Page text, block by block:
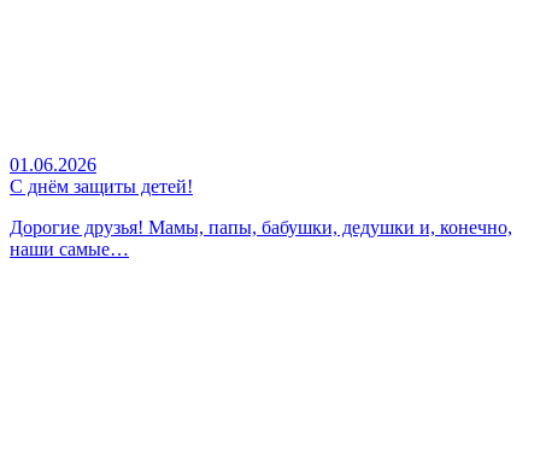
01.06.2026
С днём защиты детей!
Дорогие друзья! Мамы, папы, бабушки, дедушки и, конечно,
наши самые…